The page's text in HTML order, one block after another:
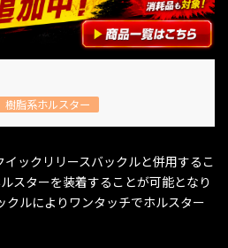
樹脂系ホルスター
ックリリースバックルと併用するこ
スターを装着することが可能となり
クルによりワンタッチでホルスター